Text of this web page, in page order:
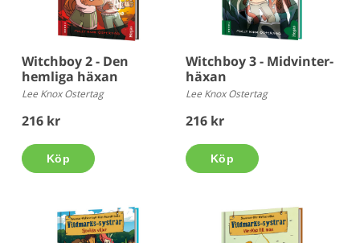
Witchboy 2 - Den
hemliga häxan
Lee Knox Ostertag
216 kr
Köp
Witchboy 3 - Midvinter-
häxan
Lee Knox Ostertag
216 kr
Köp